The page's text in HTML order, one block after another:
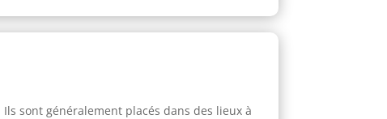
sont généralement placés dans des lieux à